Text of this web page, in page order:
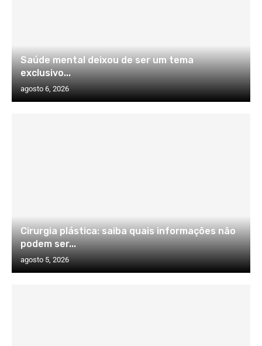
Saúde mental deixou de ser um tema
exclusivo...
agosto 6, 2026
Cirurgia plástica: saiba quais informações não
podem ser...
agosto 5, 2026